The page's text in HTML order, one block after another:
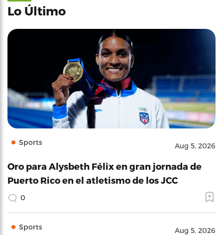
Lo Último
Sports Aug 5, 2026
Oro para Alysbeth Félix en gran jornada de
Puerto Rico en el atletismo de los JCC
0
Sports Aug 5, 2026